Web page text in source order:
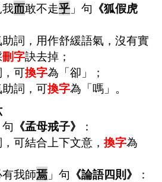
我而敢不走乎 」句 《狐假虎
助詞，用作舒緩語氣，沒有實
刪字訣去掉；
，可換字為「卻」；
助詞，可換字為「嗎」。
《孟母戒子》
：
，可結合上下文意， 換字為
有我師焉 」句 《論語四則》
：